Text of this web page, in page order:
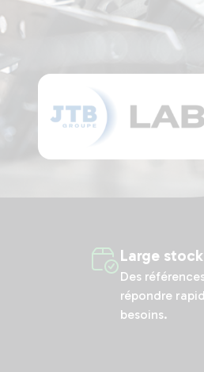
Large
Des
répondre
besoins.